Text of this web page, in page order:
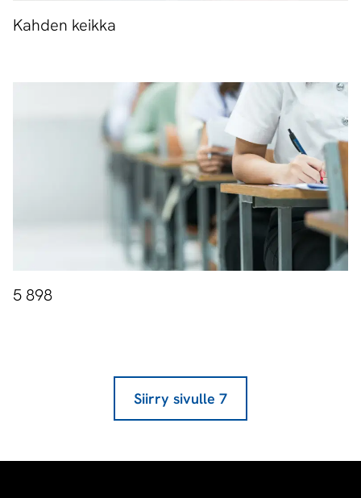
Kahden keikka
5 898
Siirry sivulle 7